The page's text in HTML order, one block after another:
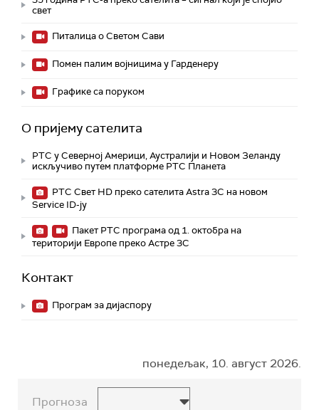
свет
Питалица о Светом Сави
Помен палим војницима у Гарденеру
Графике са поруком
О пријему сателита
РТС у Северној Америци, Аустралији и Новом Зеланду
искључиво путем платформе РТС Планета
РТС Свет HD преко сателита Astra 3C на новом
Service ID-ју
Пакет РТС програма од 1. октобра на
територији Европе преко Астре 3C
Контакт
Програм за дијаспору
понедељак, 10. август 2026.
Прогноза